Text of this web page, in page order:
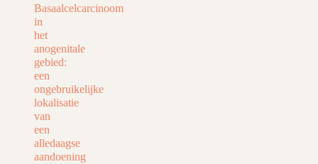
Basaalcelcarcinoom
in
het
anogenitale
gebied:
een
ongebruikelijke
lokalisatie
van
een
alledaagse
aandoening